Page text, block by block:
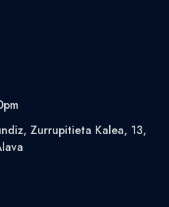
Zurrupitieta Kalea, 13,